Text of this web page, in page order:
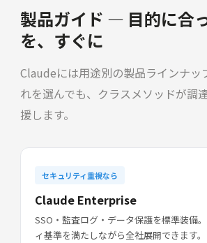
製品ガイド — 目的に合
を、すぐに
Claudeには用途別の製品ラインナッ
れを選んでも、クラスメソッドが調
援します。
セキュリティ重視なら
Claude Enterprise
SSO・監査ログ・データ保護を標準装備
ィ基準を満たしながら全社展開できます。